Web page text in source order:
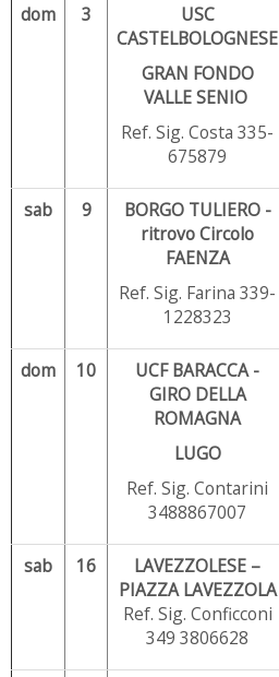
dom 3
USC
CASTELBOLOGNESE
GRAN FONDO
VALLE SENIO
Ref. Sig. Costa 335-
675879
sab 9
BORGO TULIERO -
ritrovo Circolo
FAENZA
Ref. Sig. Farina 339-
1228323
dom 10
UCF BARACCA -
GIRO DELLA
ROMAGNA
LUGO
Ref. Sig. Contarini
3488867007
sab 16
LAVEZZOLESE –
PIAZZA LAVEZZOLA
Ref. Sig. Conficconi
349 3806628